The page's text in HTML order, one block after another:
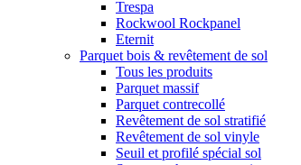
Trespa
Rockwool Rockpanel
Eternit
Parquet bois & revêtement de sol
Tous les produits
Parquet massif
Parquet contrecollé
Revêtement de sol stratifié
Revêtement de sol vinyle
Seuil et profilé spécial sol